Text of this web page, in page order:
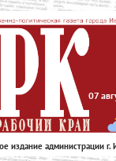
издание администрации г.
07